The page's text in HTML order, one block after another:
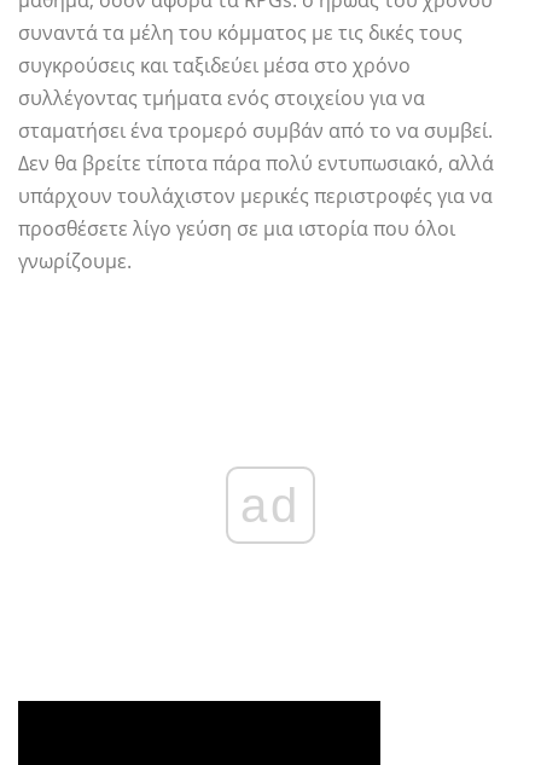
συναντά τα μέλη του κόμματος με τις δικές τους
συγκρούσεις και ταξιδεύει μέσα στο χρόνο
συλλέγοντας τμήματα ενός στοιχείου για να
σταματήσει ένα τρομερό συμβάν από το να συμβεί.
Δεν θα βρείτε τίποτα πάρα πολύ εντυπωσιακό, αλλά
υπάρχουν τουλάχιστον μερικές περιστροφές για να
προσθέσετε λίγο γεύση σε μια ιστορία που όλοι
γνωρίζουμε.
ad